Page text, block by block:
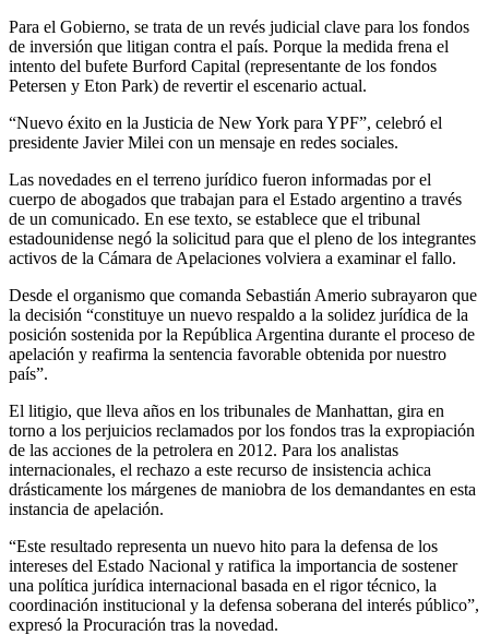
Para el Gobierno, se trata de un revés judicial clave para los fondos
de inversión que litigan contra el país. Porque la medida frena el
intento del bufete Burford Capital (representante de los fondos
Petersen y Eton Park) de revertir el escenario actual.
“Nuevo éxito en la Justicia de New York para YPF”, celebró el
presidente Javier Milei con un mensaje en redes sociales.
Las novedades en el terreno jurídico fueron informadas por el
cuerpo de abogados que trabajan para el Estado argentino a través
de un comunicado. En ese texto, se establece que el tribunal
estadounidense negó la solicitud para que el pleno de los integrantes
activos de la Cámara de Apelaciones volviera a examinar el fallo.
Desde el organismo que comanda Sebastián Amerio subrayaron que
la decisión “constituye un nuevo respaldo a la solidez jurídica de la
posición sostenida por la República Argentina durante el proceso de
apelación y reafirma la sentencia favorable obtenida por nuestro
país”.
El litigio, que lleva años en los tribunales de Manhattan, gira en
torno a los perjuicios reclamados por los fondos tras la expropiación
de las acciones de la petrolera en 2012. Para los analistas
internacionales, el rechazo a este recurso de insistencia achica
drásticamente los márgenes de maniobra de los demandantes en esta
instancia de apelación.
“Este resultado representa un nuevo hito para la defensa de los
intereses del Estado Nacional y ratifica la importancia de sostener
una política jurídica internacional basada en el rigor técnico, la
coordinación institucional y la defensa soberana del interés público”,
expresó la Procuración tras la novedad.